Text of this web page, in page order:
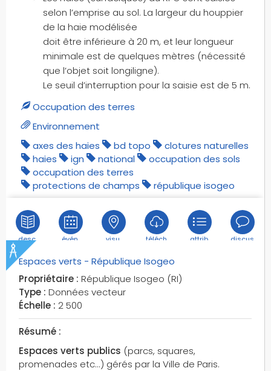
selon l’emprise au sol. La largeur du houppier
de la haie modélisée
doit être inférieure à 20 m, et leur longueur
minimale est de quelques mètres (nécessité
que l’objet soit longiligne).
Le seuil d’interruption pour la saisie est de 5 m.
Occupation des terres
Environnement
axes des haies
bd topo
clotures naturelles
haies
ign national
occupation des sols
occupation des terres
protections de champs
république isogeo
desc. évén. visu. téléch. attrib. discus.
Espaces verts - République Isogeo
Propriétaire : République Isogeo (RI)
Type : Données vecteur
Échelle : 2 500
Résumé :
Espaces verts publics (parcs, squares,
promenades etc...) gérés par la Ville de Paris.